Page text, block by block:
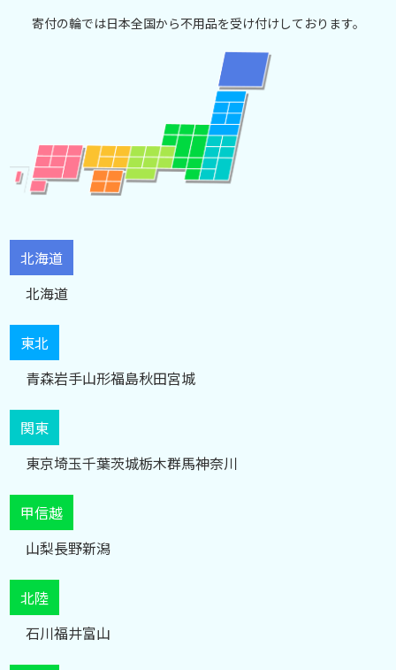
寄付の輪では日本全国から不用品を受け付けしております。
北海道
北海道
東北
青森岩手山形福島秋田宮城
関東
東京埼玉千葉茨城栃木群馬神奈川
甲信越
山梨長野新潟
北陸
石川福井富山